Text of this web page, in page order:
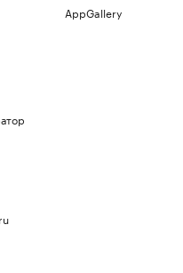
AppGallery